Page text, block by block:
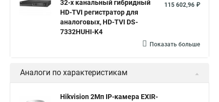
hikvision ds 2cd2042wd i Видеокамера hikvision
Видеокамеры hikvision ds
Камера Hikvision ds 2ce16d8t
Видеокамера hikvision hiwatch
Камера Hikvision ds 2cd2442fwd
32-х канальный гибридный
HD-TVI регистратор для
аналоговых, HD-TVI DS-
7332HUHI-K4
115 602,96 ₽
Показать больше
Аналоги по характеристикам
Hikvision 2Мп IP-камера EXIR-